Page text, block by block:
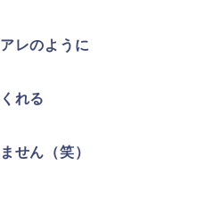
レのように
れる
せん（笑）